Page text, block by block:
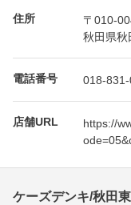
住所
〒010-
秋田県秋
電話番号 018-831-
店舗URL
https://
ケーズデンキ/秋田